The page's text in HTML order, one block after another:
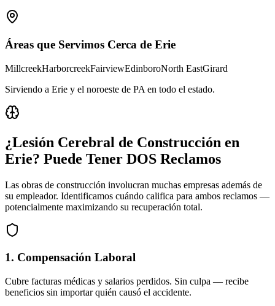
Áreas que Servimos Cerca de Erie
MillcreekHarborcreekFairviewEdinboroNorth EastGirard
Sirviendo a Erie y el noroeste de PA en todo el estado.
¿Lesión Cerebral de Construcción en
Erie? Puede Tener DOS Reclamos
Las obras de construcción involucran muchas empresas además de
su empleador. Identificamos cuándo califica para ambos reclamos —
potencialmente maximizando su recuperación total.
1. Compensación Laboral
Cubre facturas médicas y salarios perdidos. Sin culpa — recibe
beneficios sin importar quién causó el accidente.